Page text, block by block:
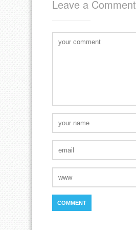
Leave a Comment